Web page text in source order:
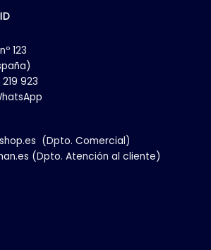
123
923
(Dpto. Comercial)
(Dpto. Atención al cliente)